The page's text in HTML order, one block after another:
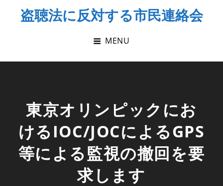
盗聴法に反対する市民連絡会
MENU
東京オリンピックにお
けるIOC/JOCによるGPS
等による監視の撤回を要
求します